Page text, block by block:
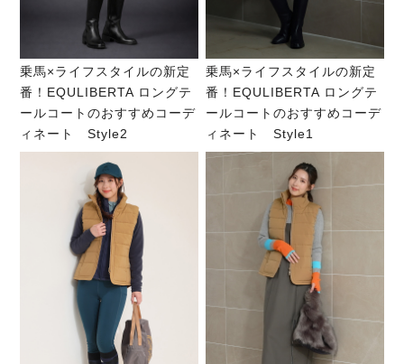
乗馬×ライフスタイルの新定
番！EQULIBERTA ロングテ
ールコートのおすすめコーデ
ィネート Style2
乗馬×ライフスタイルの新定
番！EQULIBERTA ロングテ
ールコートのおすすめコーデ
ィネート Style1